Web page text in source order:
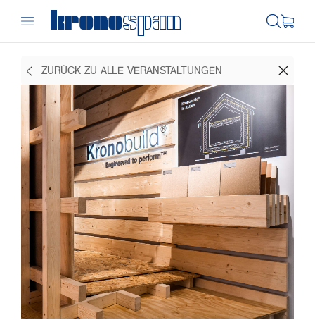
ZURÜCK ZU ALLE VERANSTALTUNGEN